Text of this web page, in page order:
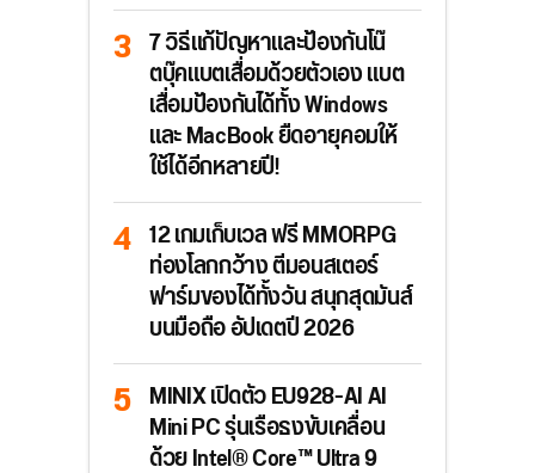
7 วิธีแก้ปัญหาและป้องกันโน๊
ตบุ๊คแบตเสื่อมด้วยตัวเอง แบต
เสื่อมป้องกันได้ทั้ง Windows
และ MacBook ยืดอายุคอมให้
ใช้ได้อีกหลายปี!
12 เกมเก็บเวล ฟรี MMORPG
ท่องโลกกว้าง ตีมอนสเตอร์
ฟาร์มของได้ทั้งวัน สนุกสุดมันส์
บนมือถือ อัปเดตปี 2026
MINIX เปิดตัว EU928-AI AI
Mini PC รุ่นเรือธงขับเคลื่อน
ด้วย Intel® Core™ Ultra 9